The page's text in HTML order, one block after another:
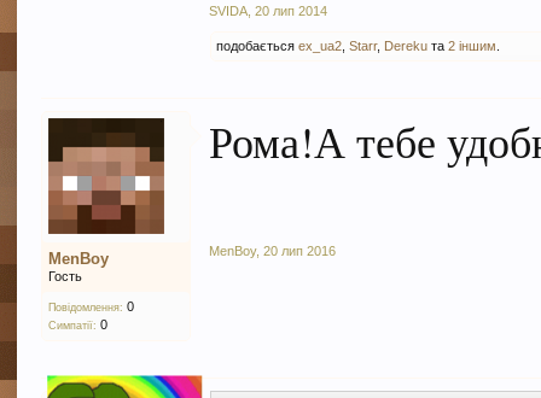
SVIDA ,20 лип 2014
подобаєтьсяex_ua2 ,Starr, Dereku та2 іншим
MenBoy
Гость
Повідомлення: 0
Симпатії: 0
Рома!А тебе
MenBoy,20 лип 2016